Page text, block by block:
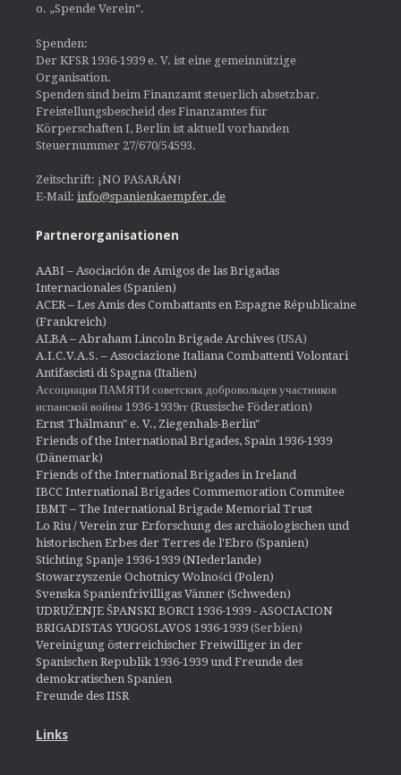
o. „Spende Verein“.
Spenden:
Der KFSR 1936-1939 e. V. ist eine gemeinnützige
Organisation.
Spenden sind beim Finanzamt steuerlich absetzbar.
Freistellungsbescheid des Finanzamtes für
Körperschaften I, Berlin ist aktuell vorhanden
Steuernummer 27/670/54593.
Zeitschrift: ¡NO PASARÁN!
E-Mail: info@spanienkaempfer.de
Partnerorganisationen
AABI – Asociación de Amigos de las Brigadas
Internacionales (Spanien)
ACER – Les Amis des Combattants en Espagne Républicaine
(Frankreich)
ALBA – Abraham Lincoln Brigade Archives (USA)
A.I.C.V.A.S. – Associazione Italiana Combattenti Volontari
Antifascisti di Spagna (Italien)
Ассоциация ПАМЯТИ советских добровольцев участников
испанской войны 1936-1939гг (Russische Föderation)
Ernst Thälmann" e. V., Ziegenhals-Berlin"
Friends of the International Brigades, Spain 1936-1939
(Dänemark)
Friends of the International Brigades in Ireland
IBCC International Brigades Commemoration Commitee
IBMT – The International Brigade Memorial Trust
Lo Riu / Verein zur Erforschung des archäologischen und
historischen Erbes der Terres de l'Ebro (Spanien)
Stichting Spanje 1936-1939 (NIederlande)
Stowarzyszenie Ochotnicy Wolności (Polen)
Svenska Spanienfrivilligas Vänner (Schweden)
UDRUŽENJE ŠPANSKI BORCI 1936-1939 - ASOCIACION
BRIGADISTAS YUGOSLAVOS 1936-1939 (Serbien)
Vereinigung österreichischer Freiwilliger in der
Spanischen Republik 1936-1939 und Freunde des
demokratischen Spanien
Freunde des IISR
Links